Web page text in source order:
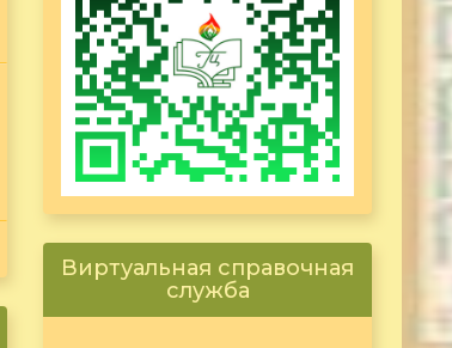
Виртуальная справочная
служба